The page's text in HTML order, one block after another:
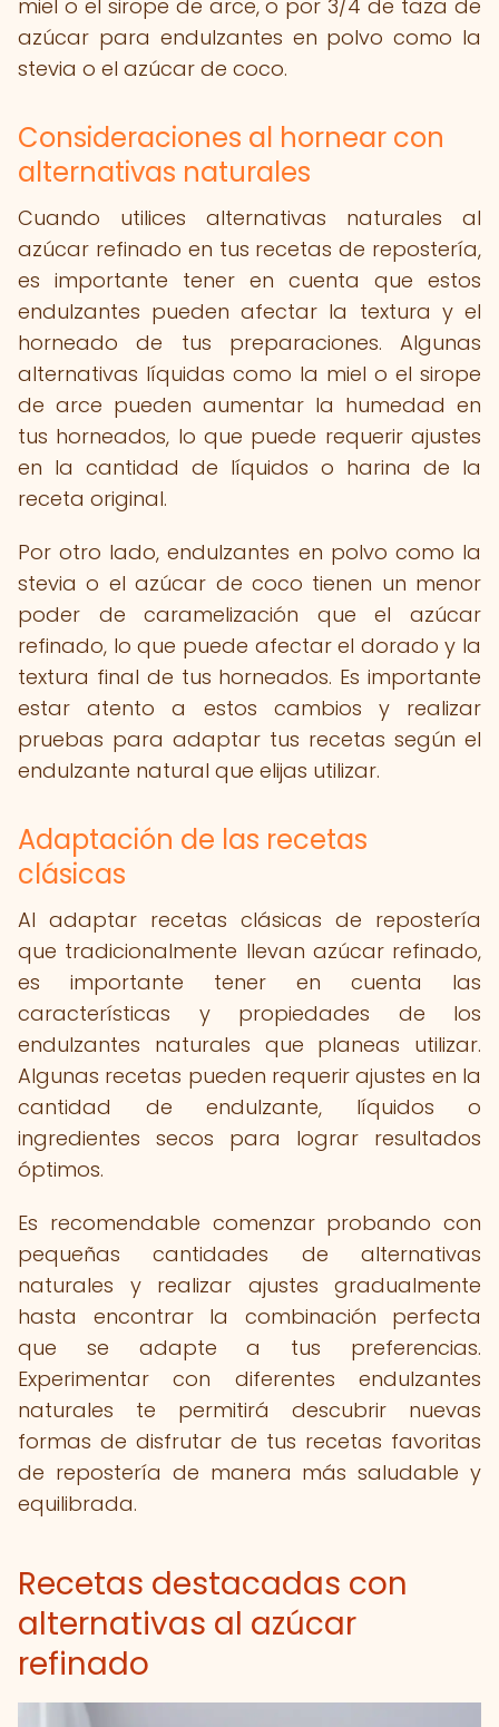
miel o el sirope de arce, o por 3/4 de taza de
azúcar para endulzantes en polvo como la
stevia o el azúcar de coco.
Consideraciones al hornear con
alternativas naturales
Cuando utilices alternativas naturales al
azúcar refinado en tus recetas de repostería,
es importante tener en cuenta que estos
endulzantes pueden afectar la textura y el
horneado de tus preparaciones. Algunas
alternativas líquidas como la miel o el sirope
de arce pueden aumentar la humedad en
tus horneados, lo que puede requerir ajustes
en la cantidad de líquidos o harina de la
receta original.
Por otro lado, endulzantes en polvo como la
stevia o el azúcar de coco tienen un menor
poder de caramelización que el azúcar
refinado, lo que puede afectar el dorado y la
textura final de tus horneados. Es importante
estar atento a estos cambios y realizar
pruebas para adaptar tus recetas según el
endulzante natural que elijas utilizar.
Adaptación de las recetas
clásicas
Al adaptar recetas clásicas de repostería
que tradicionalmente llevan azúcar refinado,
es importante tener en cuenta las
características y propiedades de los
endulzantes naturales que planeas utilizar.
Algunas recetas pueden requerir ajustes en la
cantidad de endulzante, líquidos o
ingredientes secos para lograr resultados
óptimos.
Es recomendable comenzar probando con
pequeñas cantidades de alternativas
naturales y realizar ajustes gradualmente
hasta encontrar la combinación perfecta
que se adapte a tus preferencias.
Experimentar con diferentes endulzantes
naturales te permitirá descubrir nuevas
formas de disfrutar de tus recetas favoritas
de repostería de manera más saludable y
equilibrada.
Recetas destacadas con
alternativas al azúcar
refinado